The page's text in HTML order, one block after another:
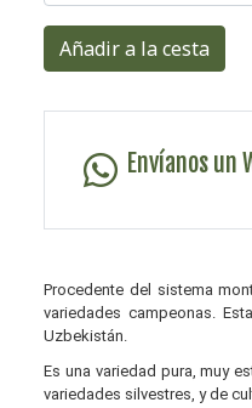
Añadir a la cesta
Envíanos un
Procedente del sistema
variedades campeonas.
Uzbekistán.
Es una variedad pura, muy
variedades silvestres, y de